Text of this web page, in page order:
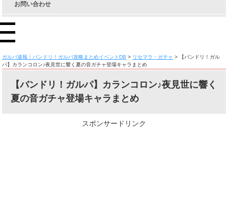
お問い合わせ
ガルパ速報｜バンドリ！ガルパ攻略まとめイベントDB > リセマラ・ガチャ >
【バンドリ！ガル
パ】カランコロン♪夜見世に響く夏の音ガチャ登場キャラまとめ
【バンドリ！ガルパ】カランコロン♪夜見世に響く
夏の音ガチャ登場キャラまとめ
スポンサードリンク